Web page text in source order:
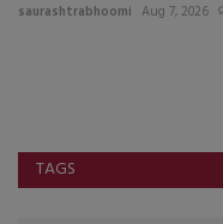
saurashtrabhoomi Aug 7, 2026
TAGS